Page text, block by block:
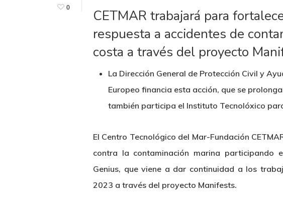
0
CETMAR trabajará para
respuesta a accidentes de
costa a través del proyecto
La Dirección General de Protección Civil y
Europeo financia esta acción, que se
también participa el Instituto Tecnolóxico
El Centro Tecnológico del Mar-Fundación
contra la contaminación marina participando
Genius, que viene a dar continuidad a los
2023 a través del proyecto Manifests.